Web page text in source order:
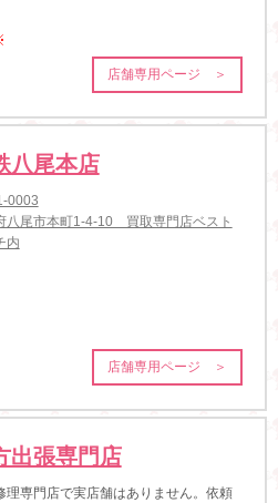
店舗専用ページ ＞
八尾本店
0003
八尾市本町1-4-10 買取専門店ベスト
内
店舗専用ページ ＞
出張専門店
理専門店で実店舗はありません。依頼